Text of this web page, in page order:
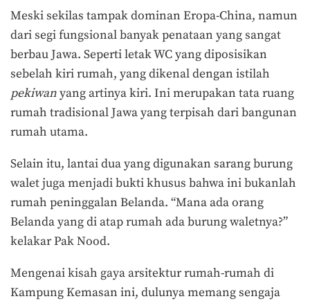
Meski sekilas tampak dominan Eropa-China, namun
dari segi fungsional banyak penataan yang sangat
berbau Jawa. Seperti letak WC yang diposisikan
sebelah kiri rumah, yang dikenal dengan istilah
pekiwanyang artinya kiri. Ini merupakan tata ruang
rumah tradisional Jawa yang terpisah dari bangunan
rumah utama.
Selain itu, lantai dua yang digunakan sarang burung
walet juga menjadi bukti khusus bahwa ini bukanlah
rumah peninggalan Belanda. “Mana ada orang
Belanda yang di atap rumah ada burung waletnya?”
kelakar Pak Nood.
Mengenai kisah gaya arsitektur rumah-rumah di
Kampung Kemasan ini, dulunya memang sengaja